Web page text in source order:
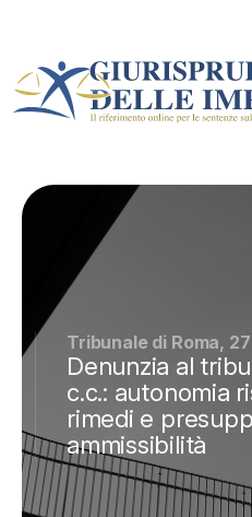
Tribunale di Roma,
Denunzia al
c.c.: autonomia
rimedi e
ammissibilità